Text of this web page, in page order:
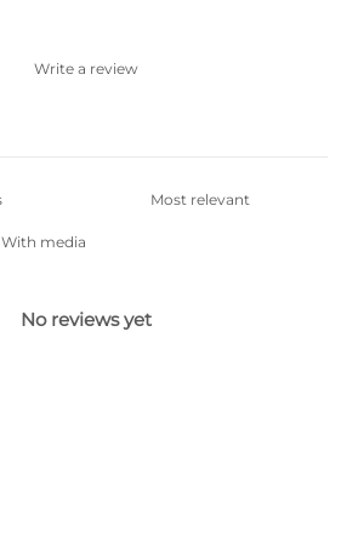
Write a review
With media
No reviews yet